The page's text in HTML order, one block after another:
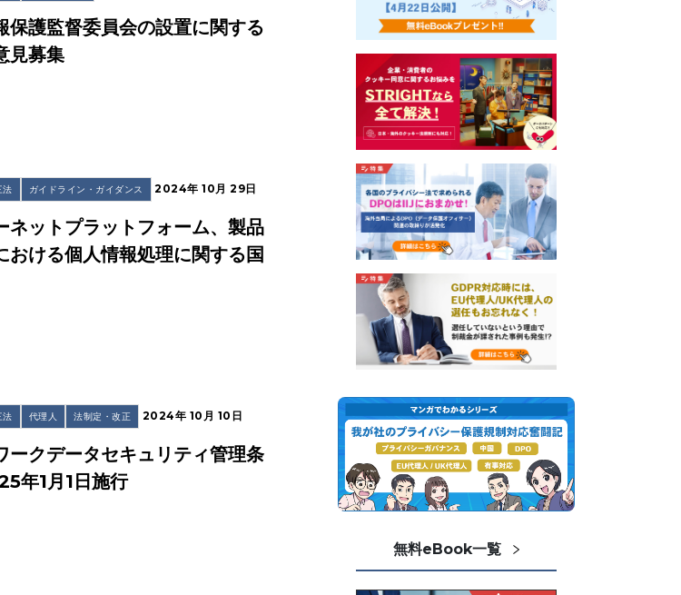
護監督委員会の設置に関する
見募集
法 ガイドライン・ガイダンス 2024年 10月 29日
ットプラットフォーム、製品
おける個人情報処理に関する国
法 代理人 法制定・改正 2024年 10月 10日
クデータセキュリティ管理条
年1月1日施行
無料eBook一覧